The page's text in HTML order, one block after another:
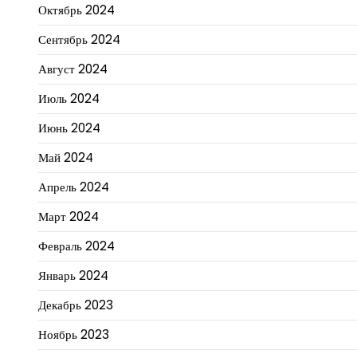
Октябрь 2024
Сентябрь 2024
Август 2024
Июль 2024
Июнь 2024
Май 2024
Апрель 2024
Март 2024
Февраль 2024
Январь 2024
Декабрь 2023
Ноябрь 2023